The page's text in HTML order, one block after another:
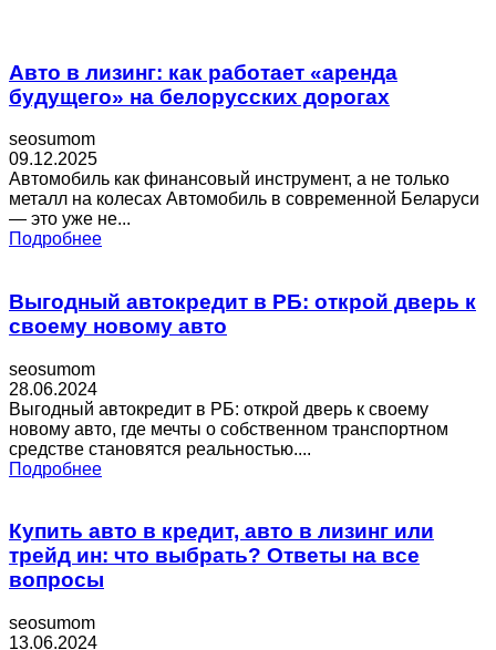
Авто в лизинг: как работает «аренда
будущего» на белорусских дорогах
seosumom
09.12.2025
Автомобиль как финансовый инструмент, а не только
металл на колесах Автомобиль в современной Беларуси
— это уже не...
Подробнее
Выгодный автокредит в РБ: открой дверь к
своему новому авто
seosumom
28.06.2024
Выгодный автокредит в РБ: открой дверь к своему
новому авто, где мечты о собственном транспортном
средстве становятся реальностью....
Подробнее
Купить авто в кредит, авто в лизинг или
трейд ин: что выбрать? Ответы на все
вопросы
seosumom
13.06.2024